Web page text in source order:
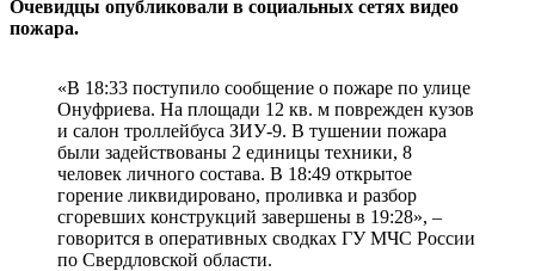
Очевидцы опубликовали в социальных сетях видео
пожара.
«В 18:33 поступило сообщение о пожаре по улице
Онуфриева. На площади 12 кв. м поврежден кузов
и салон троллейбуса ЗИУ-9. В тушении пожара
были задействованы 2 единицы техники, 8
человек личного состава. В 18:49 открытое
горение ликвидировано, проливка и разбор
сгоревших конструкций завершены в 19:28», –
говорится в оперативных сводках ГУ МЧС России
по Свердловской области.